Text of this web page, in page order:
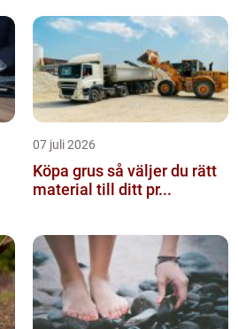
07 juli 2026
Köpa grus så väljer du rätt
material till ditt pr...